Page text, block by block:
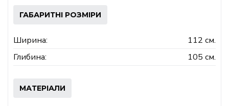
ГАБАРИТНІ РОЗМІРИ
Ширина:
112 см.
Глибина:
105 см.
МАТЕРІАЛИ